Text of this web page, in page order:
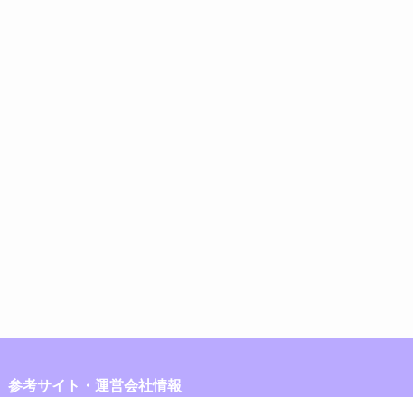
参考サイト・運営会社情報